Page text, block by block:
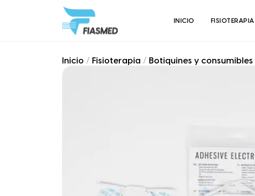
INICIO FISIOTERAPIA
Inicio / Fisioterapia / Botiquines y consumibles